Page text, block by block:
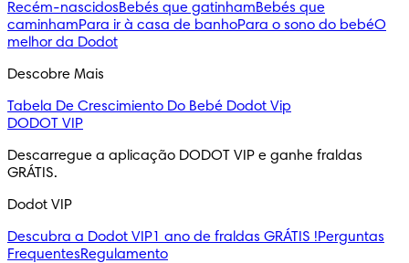
Recém-nascidosBebés que gatinhamBebés que
caminhamPara ir à casa de banhoPara o sono do bebéO
melhor da Dodot
Descobre Mais
Tabela De Crescimiento Do Bebé Dodot Vip
DODOT VIP
Descarregue a aplicação DODOT VIP e ganhe fraldas
GRÁTIS.
Dodot VIP
Descubra a Dodot VIP1 ano de fraldas GRÁTIS !Perguntas
FrequentesRegulamento